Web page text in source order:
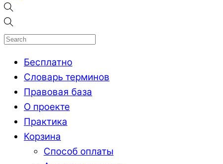
Бесплатно
Словарь терминов
Правовая база
О проекте
Практика
Корзина
Способ оплаты